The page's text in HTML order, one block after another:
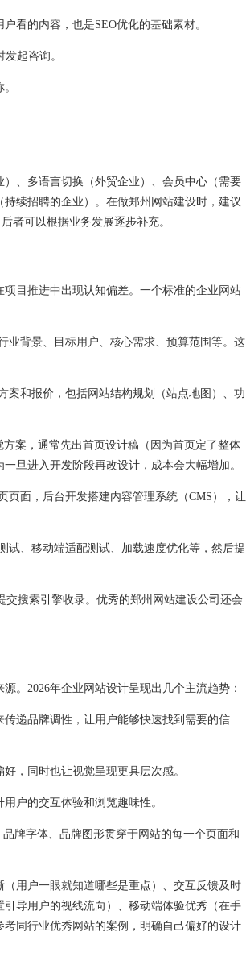
看的内容，也是SEO优化的基础素材。
起咨询。
、多语言切换（外贸企业）、会员中心（需要
续招聘的企业）。在做郑州网站建设时，建议
者可以根据业务发展逐步补充。
目推进中出现认知偏差。一个标准的企业网站
业背景、目标用户、核心需求、预算范围等。这
案和报价，包括网站结构规划（站点地图）、功
案，通常先出首页设计稿（因为首页定了整体
旦进入开发阶段再改设计，成本会大幅增加。
页面，后台开发搭建内容管理系统（CMS），让
试、移动端适配测试、加载速度优化等，然后提
交搜索引擎收录。优秀的郑州网站建设公司还会
。2026年企业网站设计呈现出几个主流趋势：
递品牌调性，让用户能够快速找到需要的信
，同时也让视觉呈现更具层次感。
户的交互体验和浏览趣味性。
牌字体、品牌图形贯穿于网站的每一个页面和
用户一眼就知道哪些是重点）、交互反馈及时
导用户的视线流向）、移动端体验优秀（在手
同行业优秀网站的案例，明确自己偏好的设计